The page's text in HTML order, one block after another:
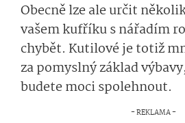
Obecně lze ale určit
vašem kufříku s nářadím
chybět. Kutilové je totiž
za pomyslný základ
budete moci spolehnout.